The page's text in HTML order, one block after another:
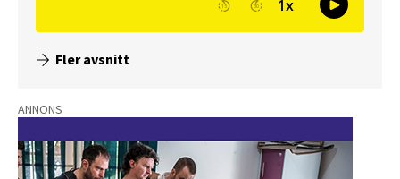
Fler avsnitt
ANNONS